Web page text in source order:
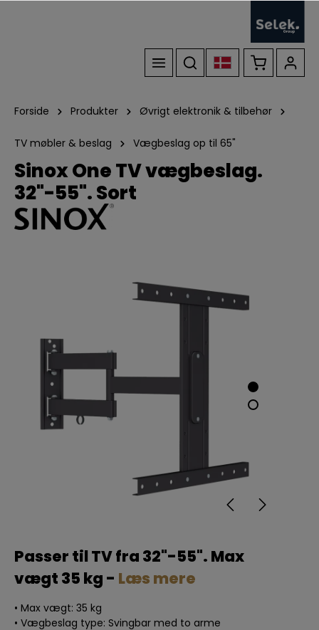
Forside Produkter Øvrigt elektronik & tilbehør
TV møbler & beslag Vægbeslag op til 65"
Sinox One TV vægbeslag.
32"-55". Sort
Passer til TV fra 32"-55". Max
vægt 35 kg - Læs mere
• Max vægt: 35 kg
• Vægbeslag type: Svingbar med to arme